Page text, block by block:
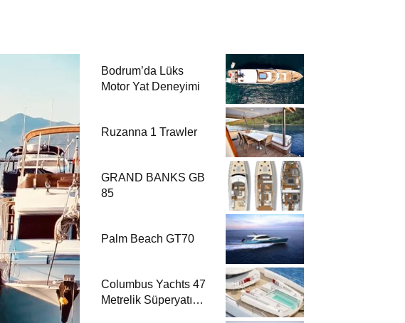
Bodrum’da Lüks
Motor Yat Deneyimi
Ruzanna 1 Trawler
GRAND BANKS GB
85
Palm Beach GT70
Columbus Yachts 47
Metrelik Süperyatı